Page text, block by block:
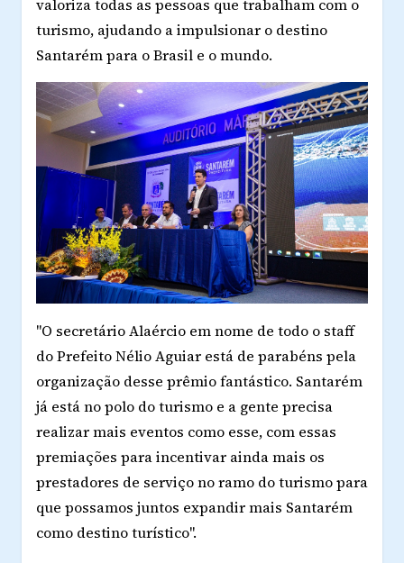
valoriza todas as pessoas que trabalham com o
turismo, ajudando a impulsionar o destino
Santarém para o Brasil e o mundo.
"O secretário Alaércio em nome de todo o staff
do Prefeito Nélio Aguiar está de parabéns pela
organização desse prêmio fantástico. Santarém
já está no polo do turismo e a gente precisa
realizar mais eventos como esse, com essas
premiações para incentivar ainda mais os
prestadores de serviço no ramo do turismo para
que possamos juntos expandir mais Santarém
como destino turístico".